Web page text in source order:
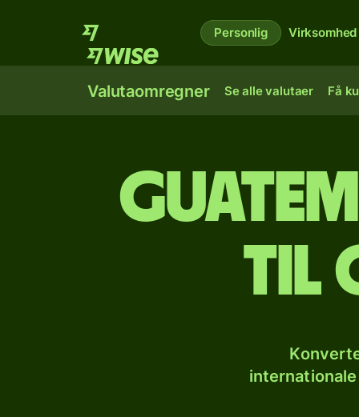
Personlig Virksomhed
Valutaomregner Se alle valutaer Få
til